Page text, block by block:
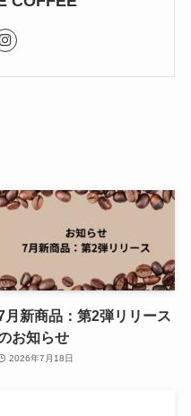
月新商品：第2弾リリース
お知らせ
2026年7月18日